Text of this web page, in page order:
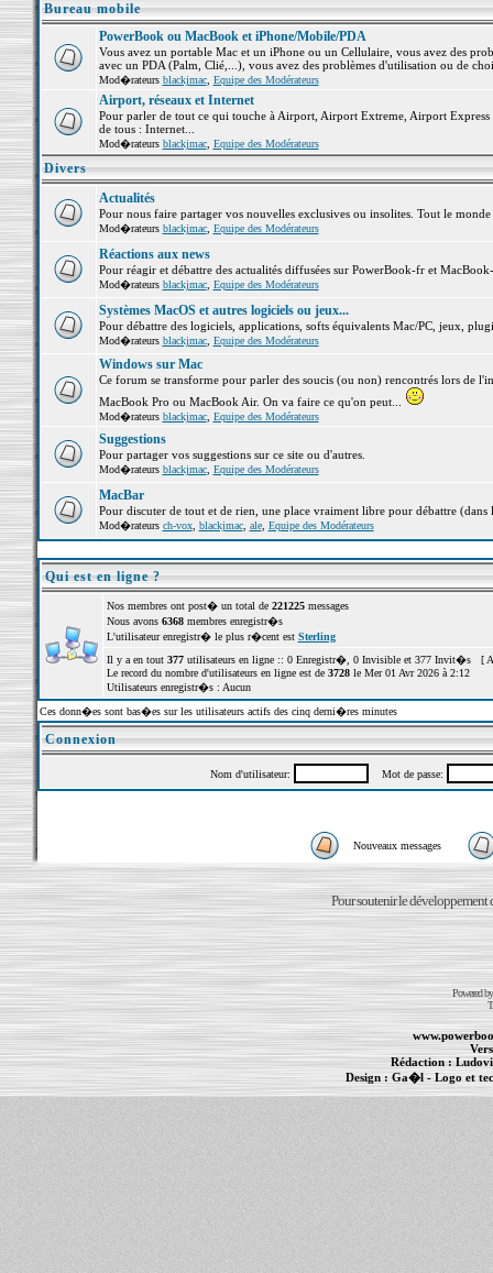
Bureau mobile
PowerBook ou MacBook et iPhone/Mobile/PDA
Vous avez un portable Mac et un iPhone ou un Cellulaire, vous avez des
avec un PDA (Palm, Clié,...), vous avez des problèmes d'utilisation ou de
Mod�rateurs blackjmac, Equipe des Modérateurs
Airport, réseaux et Internet
Pour parler de tout ce qui touche à Airport, Airport Extreme, Airport
de tous : Internet...
Mod�rateurs blackjmac, Equipe des Modérateurs
Divers
Actualités
Pour nous faire partager vos nouvelles exclusives ou insolites. Tout le
Mod�rateurs blackjmac, Equipe des Modérateurs
Réactions aux news
Pour réagir et débattre des actualités diffusées sur PowerBook-fr et
Mod�rateurs blackjmac, Equipe des Modérateurs
Systèmes MacOS et autres logiciels ou jeux...
Pour débattre des logiciels, applications, softs équivalents Mac/PC, jeux,
Mod�rateurs blackjmac, Equipe des Modérateurs
Windows sur Mac
Ce forum se transforme pour parler des soucis (ou non) rencontrés lors de
MacBook Pro ou MacBook Air. On va faire ce qu'on peut...
Mod�rateurs blackjmac, Equipe des Modérateurs
Suggestions
Pour partager vos suggestions sur ce site ou d'autres.
Mod�rateurs blackjmac, Equipe des Modérateurs
MacBar
Pour discuter de tout et de rien, une place vraiment libre pour débattre (dans
Mod�rateurs ch-vox, blackjmac, ale, Equipe des Modérateurs
Qui est en ligne ?
Nos membres ont post� un total de 221225messages
Nous avons 6368membres enregistr�s
L'utilisateur enregistr� le plus r�cent est Sterling
Il y a en tout 377utilisateurs en ligne :: 0 Enregistr�, 0 Invisible et 377 Invit�s [
Le record du nombre d'utilisateurs en ligne est de 3728le Mer 01 Avr 2026 à 2:12
Utilisateurs enregistr�s : Aucun
Ces donn�es sont bas�es sur les utilisateurs actifs des cinq derni�res minutes
Connexion
Nom d'utilisateur: Mot de passe:
Nouveaux messages
Pour soutenir le développement
Powered
Rédaction :
Design : Ga�l- Logo et